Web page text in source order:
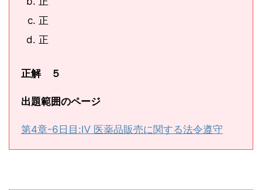
正
正
正解 ５
出題範囲のページ
第4章-6日目:Ⅳ 医薬品販売に関する法令遵守